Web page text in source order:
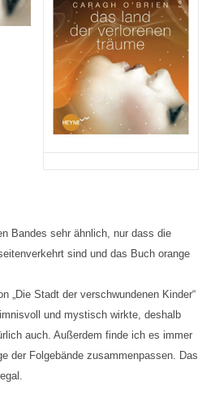
Bandes sehr ähnlich, nur dass die
sind und das Buch orange
„Die Stadt der verschwundenen Kinder“
und mystisch wirkte, deshalb
auch. Außerdem finde ich es immer
der Folgebände zusammenpassen. Das